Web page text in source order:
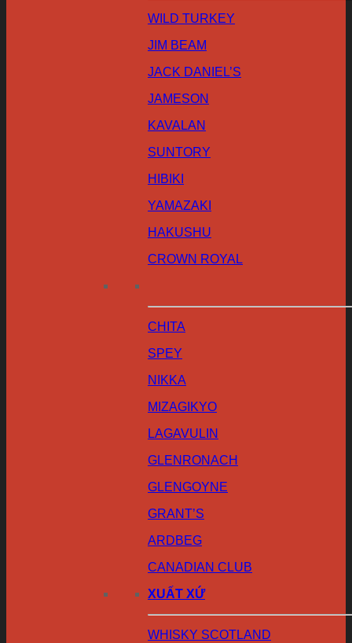
WILD TURKEY
JIM BEAM
JACK DANIEL’S
JAMESON
KAVALAN
SUNTORY
HIBIKI
YAMAZAKI
HAKUSHU
CROWN ROYAL
CHITA
SPEY
NIKKA
MIZAGIKYO
LAGAVULIN
GLENRONACH
GLENGOYNE
GRANT’S
ARDBEG
CANADIAN CLUB
XUẤT XỨ
WHISKY SCOTLAND